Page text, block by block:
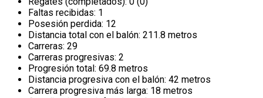
Faltas recibidas: 1
Posesión perdida: 12
Distancia total con el balón: 211.8 metros
Carreras: 29
Carreras progresivas: 2
Progresión total: 69.8 metros
Distancia progresiva con el balón: 42 metros
Carrera progresiva más larga: 18 metros